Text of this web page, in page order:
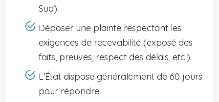
Sud).
Déposer une plainte respectant les
exigences de recevabilité (exposé des
faits, preuves, respect des délais, etc.).
L’État dispose généralement de 60 jours
pour répondre.